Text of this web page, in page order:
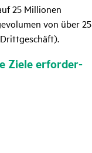
25 Millionen
von über 25
Ziele erfor­der­